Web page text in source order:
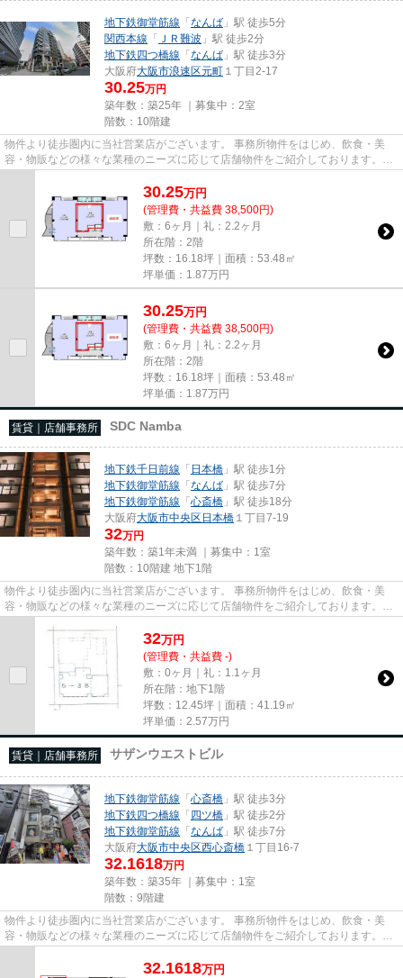
地下鉄御堂筋線 「なんば 」駅 徒歩5分
関西本線 「 ＪＲ難波 」駅 徒歩2分
地下鉄四つ橋線 「なんば 」駅 徒歩3分
大阪府大阪市浪速区元町 １丁目2-17
30.25万円
築年数：築25年 ｜募集中： 2室
階数：10階建
物件より徒歩圏内に当社営業店がございます。 事務所物件をはじめ、飲食・美
容・物販などの様々な業種のニーズに応じて店舗物件をご紹介しております。
尚、弊社ではおとり広告は一切...
30.25万円
(管理費・共益費 38,500円)
敷：6ヶ月｜礼：2.2ヶ月
所在階：2階
坪数：16.18坪｜面積：53.48㎡
坪単価： 1.87万円
30.25万円
(管理費・共益費 38,500円)
敷：6ヶ月｜礼：2.2ヶ月
所在階：2階
坪数：16.18坪｜面積：53.48㎡
坪単価： 1.87万円
賃貸｜店舗事務所 SDC Namba
地下鉄千日前線 「 日本橋 」駅 徒歩1分
地下鉄御堂筋線 「なんば 」駅 徒歩7分
地下鉄御堂筋線 「心斎橋 」駅 徒歩18分
大阪府大阪市中央区日本橋 １丁目7-19
32万円
築年数：築1年未満 ｜募集中： 1室
階数：10階建 地下1階
物件より徒歩圏内に当社営業店がございます。 事務所物件をはじめ、飲食・美
容・物販などの様々な業種のニーズに応じて店舗物件をご紹介しております。
尚、弊社ではおとり広告は一切...
32万円
(管理費・共益費 -)
敷：0ヶ月｜礼：1.1ヶ月
所在階：地下1階
坪数：12.45坪｜面積：41.19㎡
坪単価： 2.57万円
賃貸｜店舗事務所 サザンウエストビル
地下鉄御堂筋線 「心斎橋 」駅 徒歩3分
地下鉄四つ橋線 「四ツ橋 」駅 徒歩2分
地下鉄御堂筋線 「なんば 」駅 徒歩7分
大阪府大阪市中央区西心斎橋 １丁目16-7
32.1618万円
築年数：築35年 ｜募集中： 1室
階数：9階建
物件より徒歩圏内に当社営業店がございます。 事務所物件をはじめ、飲食・美
容・物販などの様々な業種のニーズに応じて店舗物件をご紹介しております。
尚、弊社ではおとり広告は一切...
32.1618万円